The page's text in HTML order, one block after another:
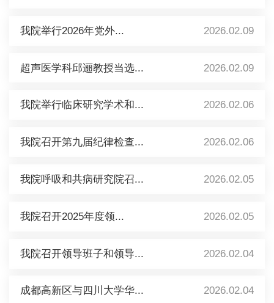
我院举行2026年党外... 2026.02.09
超声医学科邱逦教授当选... 2026.02.09
我院举行临床研究学术和... 2026.02.06
我院召开第九届纪律检查... 2026.02.06
我院呼吸和共病研究院召... 2026.02.05
我院召开2025年度领... 2026.02.05
我院召开领导班子和领导... 2026.02.04
成都高新区与四川大学华... 2026.02.04